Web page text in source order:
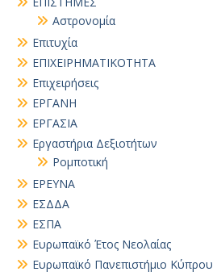
Αστρονομία
Επιτυχία
ΕΠΙΧΕΙΡΗΜΑΤΙΚΟΤΗΤΑ
Επιχειρήσεις
ΕΡΓΑΝΗ
ΕΡΓΑΣΙΑ
Εργαστήρια Δεξιοτήτων
Ρομποτική
ΕΡΕΥΝΑ
ΕΣΔΔΑ
ΕΣΠΑ
Ευρωπαϊκό Έτος Νεολαίας
Ευρωπαϊκό Πανεπιστήμιο Κύπρου